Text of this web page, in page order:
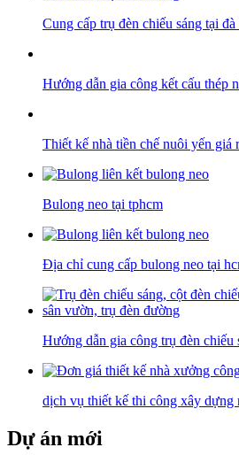
Cung cấp trụ đèn chiếu sáng tại
Hướng dẫn gia công kết cấu thép
Thiết kế nhà tiền chế nuôi yến giá
Bulong neo tại tphcm
Địa chỉ cung cấp bulong neo tại
Hướng dẫn gia công trụ đèn chiếu
dịch vụ thiết kế thi công xây dựng
Dự án mới